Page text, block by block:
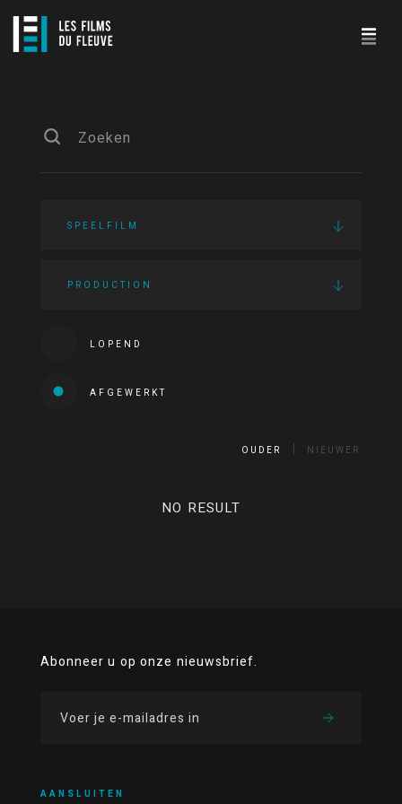
SPEELFILM
PRODUCTION
LOPEND
AFGEWERKT
OUDER NIEUWER
NO RESULT
Abonneer u op onze nieuwsbrief.
AANSLUITEN